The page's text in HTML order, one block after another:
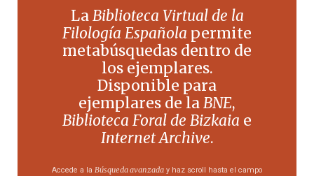
LaBiblioteca Virtual de la
Filología Española permite
metabúsquedas dentro de
los ejemplares.
Disponible para
ejemplares de laBNE,
Biblioteca Foral de Bizkaia e
Internet Archive.
Accede a la Búsqueda avanzada y haz scroll hasta el campo